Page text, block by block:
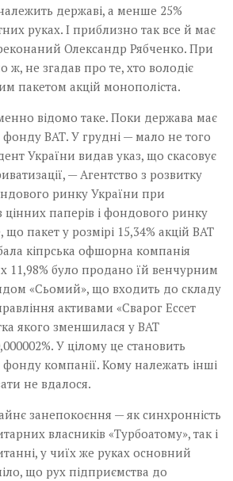
державі, а менше 25%
руках. І приблизно так все й має
Олександр Рябченко. При
ж, не згадав про те, хто володіє
пакетом акцій монополіста.
відомо таке. Поки держава має
фонду ВАТ. У грудні — мало не того
України видав указ, що скасовує
— Агентство з розвитку
ринку України при
цінних паперів і фондового ринку
пакет у розмірі 15,34% акцій ВАТ
кіпрська офшорна компанія
11,98% було продано їй венчурним
«Сьомий», що входить до складу
активами «Сварог Ессет
якого зменшилася у ВАТ
У цілому це становить
фонду компанії. Кому належать інші
не вдалося.
занепокоєння — як синхронність
власників «Турбоатому», так і
у чиїх же руках основний
що рух підприємства до